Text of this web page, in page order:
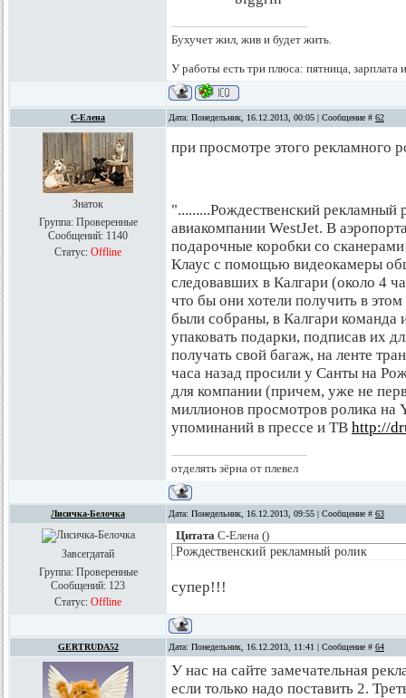
Бухучет жил, жив и будет жить.
У работы есть три плюса: пятница, зарплата
С-Елена Дата: Понедельник, 16.12.2013, 00:05 | Сообщение # 62
Знаток
Группа: Проверенные
Сообщений: 1140
Статус: Offline
при просмотре этого рекламного
".........Рождественский рекламный
авиакомпании WestJet. В
подарочные коробки со
Клаус с помощью видеокамеры
следовавших в Калгари (около 4
что бы они хотели получить в
были собраны, в Калгари команда
упаковать подарки, подписав их
получать свой багаж, на ленте
часа назад просили у Санты на
для компании (причем, уже не
миллионов просмотров ролика на
упоминаний в прессе и ТВ http://
отделять зёрна от плевел
Лисичка-Белочка Дата: Понедельник, 16.12.2013, 09:55 | Сообщение # 63
Завсегдатай
Группа: Проверенные
Сообщений: 123
Статус: Offline
Цитата С-Елена ()
.Рождественский рекламный ролик
супер!!!
GERTRUDA52 Дата: Понедельник, 16.12.2013, 11:41 | Сообщение # 64
У нас на сайте замечательная
если только надо поставить 2.